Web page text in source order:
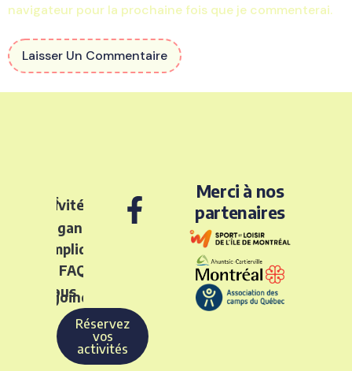
navigateur pour la prochaine fois que je commenterai.
Nos
activités
L’organisme
S’impliquer
FAQ
Nous
rejoindre
Réservez
vos
activités
Merci à nos
partenaires